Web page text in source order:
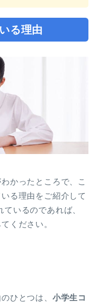
る理由
かったところで、こ
る理由をご紹介して
いるのであれば、
ください。
ひとつは、 小学生コ